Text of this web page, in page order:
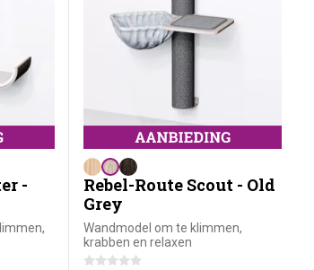
-
Rebel-Route Scout - Old
Grey
Wandmodel om te klimmen,
krabben en relaxen